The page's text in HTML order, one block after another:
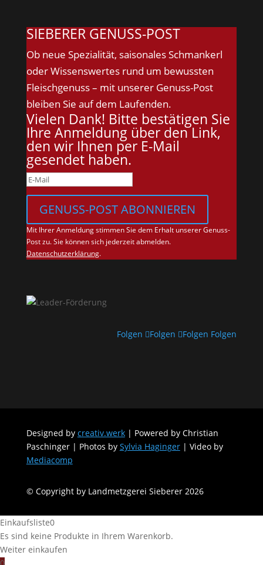
SIEBERER GENUSS-POST
Ob neue Spezialität, saisonales Schmankerl
oder Wissenswertes rund um bewussten
Fleischgenuss – mit unserer Genuss-Post
bleiben Sie auf dem Laufenden.
Vielen Dank! Bitte bestätigen Sie
Ihre Anmeldung über den Link,
den wir Ihnen per E-Mail
gesendet haben.
GENUSS-POST ABONNIEREN
Mit Ihrer Anmeldung stimmen Sie dem Erhalt unserer Genuss-
Post zu. Sie können sich jederzeit abmelden.
Datenschutzerklärung.
Folgen Folgen Folgen Folgen
Designed by creativ.werk| Powered by Christian
Paschinger | Photos by Sylvia Haginger| Video by
Mediacomp
© Copyright by Landmetzgerei Sieberer 2026
Einkaufsliste0
Es sind keine Produkte in Ihrem Warenkorb.
Weiter einkaufen
0